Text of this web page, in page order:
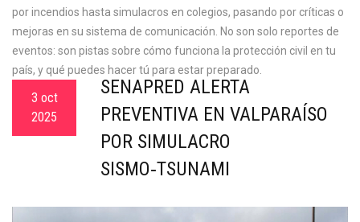
por incendios hasta simulacros en colegios, pasando por críticas o
mejoras en su sistema de comunicación. No son solo reportes de
eventos: son pistas sobre cómo funciona la protección civil en tu
país, y qué puedes hacer tú para estar preparado.
3 oct
2025
SENAPRED ALERTA
PREVENTIVA EN VALPARAÍSO
POR SIMULACRO
SISMO‑TSUNAMI